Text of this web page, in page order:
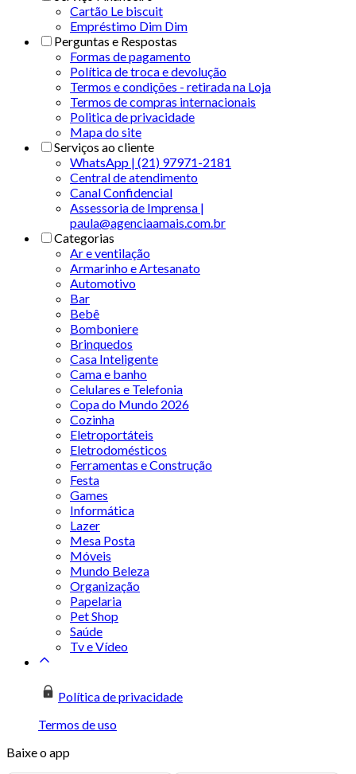
Cartão Le biscuit
Empréstimo Dim Dim
Perguntas e Respostas
Formas de pagamento
Política de troca e devolução
Termos e condições - retirada na Loja
Termos de compras internacionais
Politica de privacidade
Mapa do site
Serviços ao cliente
WhatsApp | (21) 97971-2181
Central de atendimento
Canal Confidencial
Assessoria de Imprensa |
paula@agenciaamais.com.br
Categorias
Ar e ventilação
Armarinho e Artesanato
Automotivo
Bar
Bebê
Bomboniere
Brinquedos
Casa Inteligente
Cama e banho
Celulares e Telefonia
Copa do Mundo 2026
Cozinha
Eletroportáteis
Eletrodomésticos
Ferramentas e Construção
Festa
Games
Informática
Lazer
Mesa Posta
Móveis
Mundo Beleza
Organização
Papelaria
Pet Shop
Saúde
Tv e Vídeo
Política de privacidade
Termos de uso
Baixe o app